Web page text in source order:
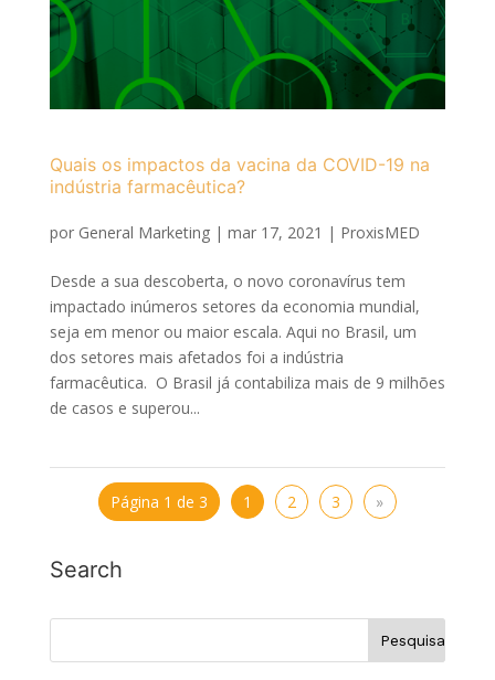
Quais os impactos da vacina da COVID-19 na
indústria farmacêutica?
por General Marketing| mar 17, 2021 | ProxisMED
Desde a sua descoberta, o novo coronavírus tem
impactado inúmeros setores da economia mundial,
seja em menor ou maior escala. Aqui no Brasil, um
dos setores mais afetados foi a indústria
farmacêutica. O Brasil já contabiliza mais de 9 milhões
de casos e superou...
Página 1 de 3 1 2 3 »
Search